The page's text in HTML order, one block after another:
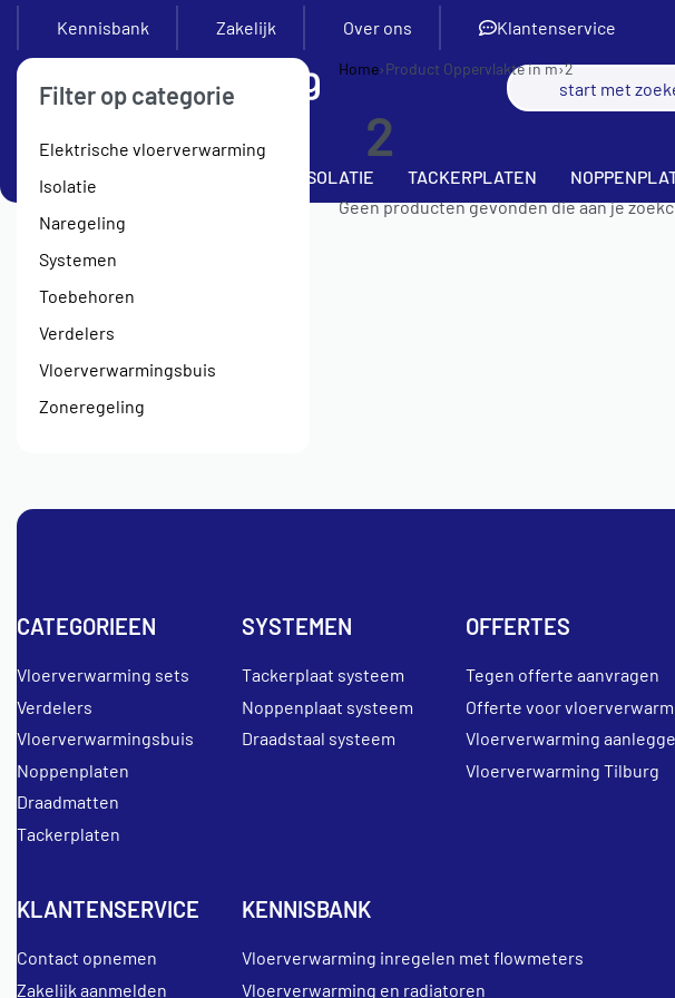
Kennisbank Zakelijk Over ons Klantenservice
SETS ISOLATIE TACKERPLATEN
Filter op categorie
Elektrische vloerverwarming
Isolatie
Naregeling
Systemen
Toebehoren
Verdelers
Vloerverwarmingsbuis
Zoneregeling
Home›Product Oppervlakte in m›2
2
Geen producten gevonden die aan je
CATEGORIEEN
Vloerverwarming sets
Verdelers
Vloerverwarmingsbuis
Noppenplaten
Draadmatten
Tackerplaten
SYSTEMEN
Tackerplaat systeem
Noppenplaat systeem
Draadstaal systeem
OFFERTES
Tegen offerte aanvragen
Offerte voor
Vloerverwarming
Vloerverwarming Tilburg
KLANTENSERVICE
Contact opnemen
Zakelijk aanmelden
KENNISBANK
Vloerverwarming inregelen met flowmeters
Vloerverwarming en radiatoren